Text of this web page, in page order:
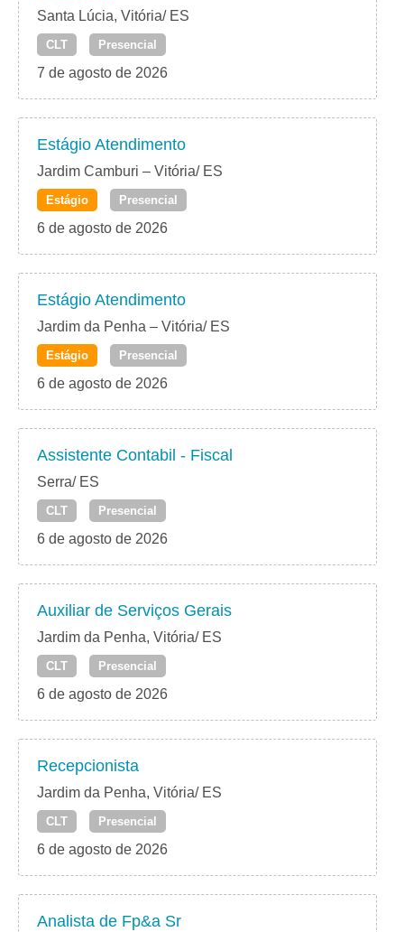
Santa Lúcia, Vitória/ ES
CLT Presencial
7 de agosto de 2026
Estágio Atendimento
Jardim Camburi – Vitória/ ES
Estágio Presencial
6 de agosto de 2026
Estágio Atendimento
Jardim da Penha – Vitória/ ES
Estágio Presencial
6 de agosto de 2026
Assistente Contabil - Fiscal
Serra/ ES
CLT Presencial
6 de agosto de 2026
Auxiliar de Serviços Gerais
Jardim da Penha, Vitória/ ES
CLT Presencial
6 de agosto de 2026
Recepcionista
Jardim da Penha, Vitória/ ES
CLT Presencial
6 de agosto de 2026
Analista de Fp&a Sr